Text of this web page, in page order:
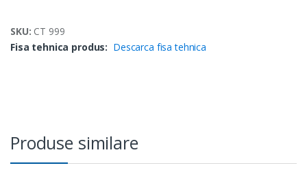
SKU: CT 999
Fisa tehnica produs: Descarca fisa tehnica
Produse similare